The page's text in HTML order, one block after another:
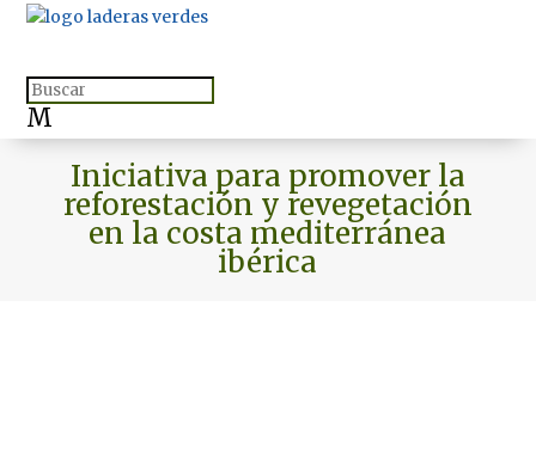
M
Iniciativa para promover la
reforestación y revegetación
en la costa mediterránea
ibérica